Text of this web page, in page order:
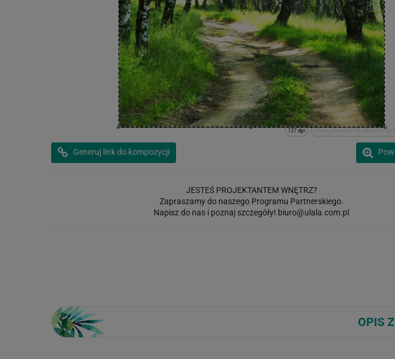
x:0cm y:0cm | (0,15) (3333,4975)
127 dpi
Generuj link do kompozycji
JESTEŚ PROJEKTANTEM WNĘTRZ?
Zapraszamy do naszego Programu Partnerskiego.
Napisz do nas i poznaj szczegóły! biuro@ulala.com.pl
OPIS